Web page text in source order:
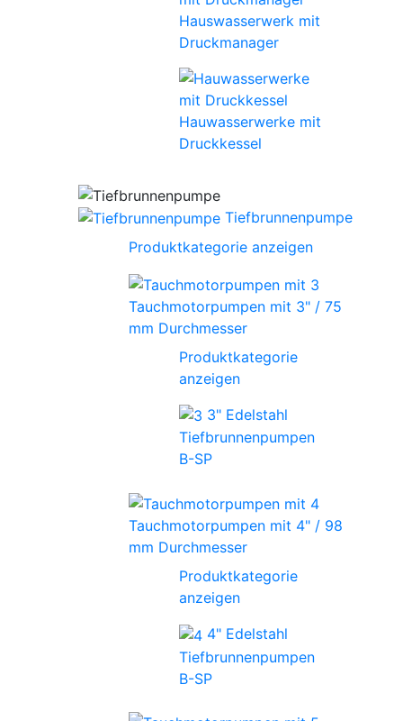
Hauswasserwerk mit
Druckmanager
Hauwasserwerke mit
Druckkessel
Tiefbrunnenpumpe
Produktkategorie anzeigen
Tauchmotorpumpen mit 3" / 75
mm Durchmesser
Produktkategorie
anzeigen
3" Edelstahl
Tiefbrunnenpumpen
B-SP
Tauchmotorpumpen mit 4" / 98
mm Durchmesser
Produktkategorie
anzeigen
4" Edelstahl
Tiefbrunnenpumpen
B-SP